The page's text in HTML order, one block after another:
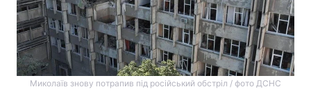
Миколаїв знову потрапив під російський обстріл / фото ДСНС